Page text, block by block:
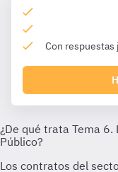
Con respuestas